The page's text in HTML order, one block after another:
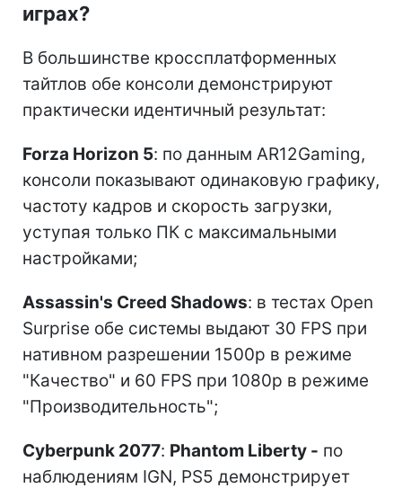
играх?
В большинстве кроссплатформенных
тайтлов обе консоли демонстрируют
практически идентичный результат:
Forza Horizon 5: по данным AR12Gaming,
консоли показывают одинаковую графику,
частоту кадров и скорость загрузки,
уступая только ПК с максимальными
настройками;
Assassin's Creed Shadows: в тестах Open
Surprise обе системы выдают 30 FPS при
нативном разрешении 1500p в режиме
"Качество" и 60 FPS при 1080p в режиме
"Производительность";
Cyberpunk 2077: Phantom Liberty - по
наблюдениям IGN, PS5 демонстрирует